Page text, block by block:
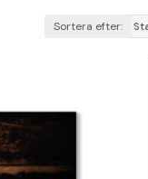
Sortera efter: